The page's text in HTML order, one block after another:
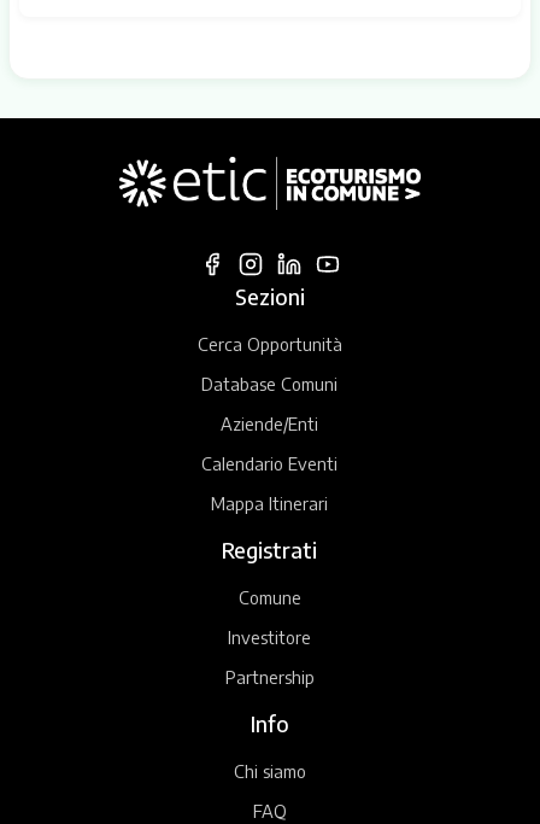
Sezioni
Cerca Opportunità
Database Comuni
Aziende/Enti
Calendario Eventi
Mappa Itinerari
Registrati
Comune
Investitore
Partnership
Info
Chi siamo
FAQ